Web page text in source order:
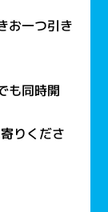
お一つ引き
も同時開
りくださ